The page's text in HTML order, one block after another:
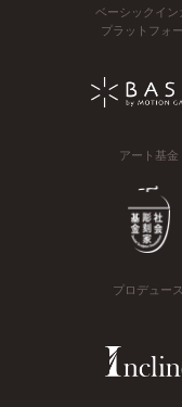
ベーシックイン
プラットフォ
アート基金
プロデュース